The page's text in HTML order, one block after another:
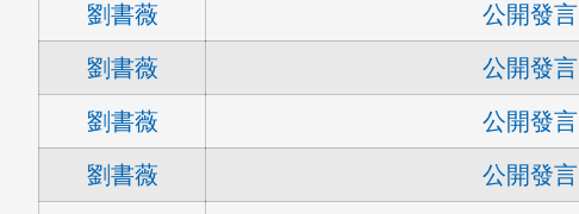
劉書薇 公開發言
劉書薇 公開發言
劉書薇 公開發言
劉書薇 公開發言